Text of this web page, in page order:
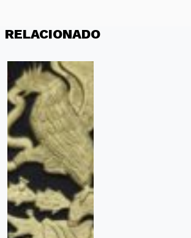
RELACIONADO